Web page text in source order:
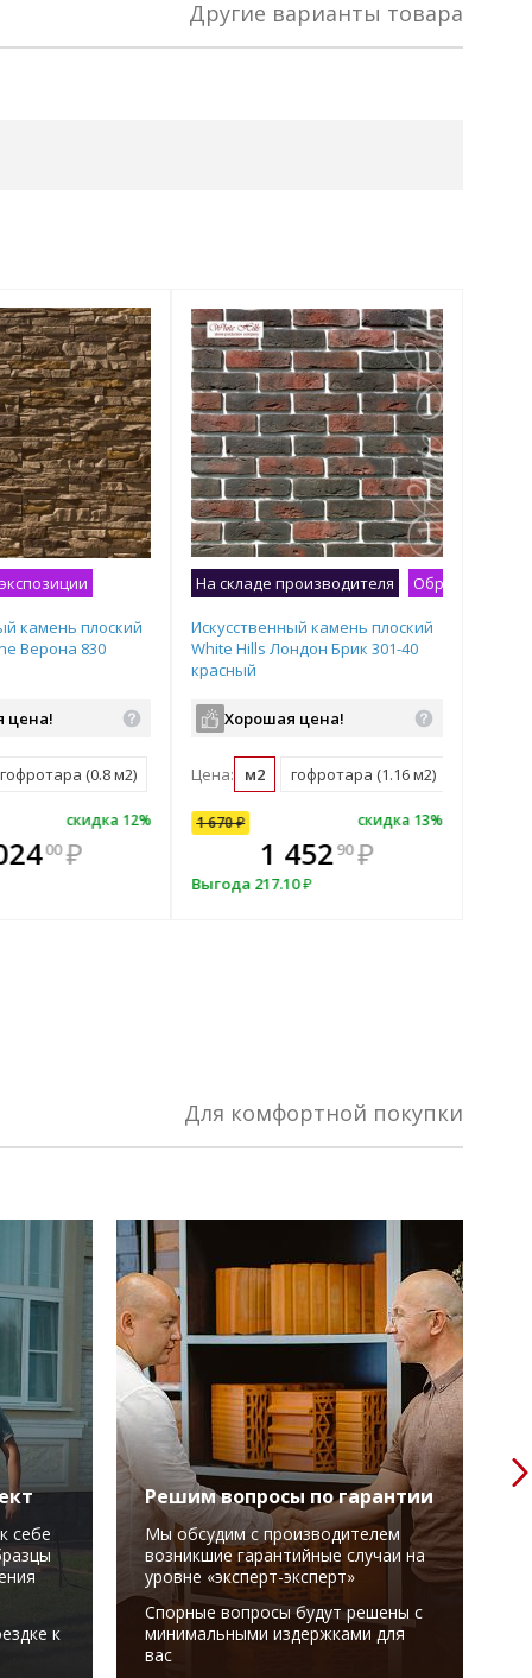
Другие варианты товара
камень плоский
Верона 830
цена!
гофротара (0.8 м2)
скидка 12%
00 ₽
В комплекте
всегда выгоднее!
На складе производителя Образец на
Искусственный камень плоский
White Hills Лондон Брик 301-40
красный
Хорошая цена!
Цена: м2 гофротара (1.16 м2)
скидка
1 50300
1 670₽ скидка 13%
1 45290 ₽
Выгода 217.10₽
Для комфортной покупки
себе
к
Решим вопросы по гарантии
Мы обсудим с производителем
возникшие гарантийные случаи на
уровне «эксперт-эксперт»
Спорные вопросы будут решены с
минимальными издержками для
вас